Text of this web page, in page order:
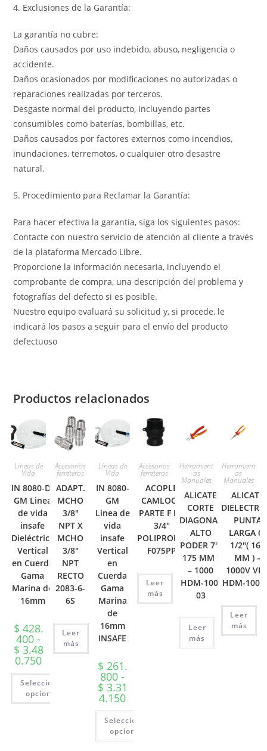
4. Exclusiones de la Garantía:
La garantía no cubre:
Daños causados por uso indebido, abuso, negligencia o
accidente.
Daños ocasionados por modificaciones no autorizadas o
reparaciones realizadas por terceros.
Desgaste normal del producto, incluyendo partes
consumibles como baterías, bombillas, etc.
Daños causados por factores externos como incendios,
inundaciones, terremotos, o cualquier otro desastre
natural.
5. Procedimiento para Reclamar la Garantía:
Para hacer efectiva la garantía, siga los siguientes pasos:
Contacte con nuestro servicio de atención al cliente a través
de la plataforma Mercado Libre.
Proporcione la información necesaria, incluyendo el
comprobante de compra, una descripción del problema y
fotografías del defecto si es posible.
Nuestro equipo evaluará su solicitud y, si procede, le
indicará los pasos a seguir para el envío del producto
defectuoso
Productos relacionados
Líneas de
Vida
IN 8080-D-
GM Linea
de vida
insafe
Dieléctrica
Vertical
en Cuerda
Gama
Marina de
16mm
$ 428.
400 -
$ 3.48
0.750Rango
precios:
desde
$ 428.400
hasta
Seleccionar
opciones
Este
Accesorios
ferreteros
ADAPT.
MCHO
3/8″
NPT X
MCHO
3/8″
NPT
RECTO
2083-6-
6S
Leer
más
Líneas de
Vida
IN 8080-
GM
Linea de
vida
insafe
Vertical
en
Cuerda
Gama
Marina
de
16mm
INSAFE
$ 261.
800 -
$ 3.31
4.150Rango
precios:
desde
$ 261.800
hasta
Seleccionar
opciones
Este
Accesorios
ferreteros
ACOPLE
CAMLOCK
PARTE F DE
3/4″
POLIPROPIL
F075PP
Leer
más
Herramient
as
Manuales
ALICATE
CORTE
DIAGONAL
ALTO
PODER 7″(
175 MM )
– 1000
HDM-100-
03
Leer
más
Herramient
as
Manuales
ALICATE
PUNTA
LARGA 6-
1/2″( 165
MM ) –
1000V
HDM-100-
Leer
más